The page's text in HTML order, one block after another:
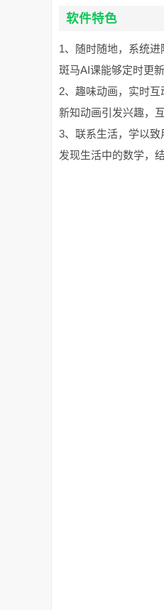
软件特色
1、随时随地，系统进
斑马AI课能够定时更
2、趣味动画，实时互
新知动画引发兴趣，
3、联系生活，学以致
发现生活中的数学，